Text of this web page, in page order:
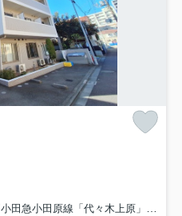
小田急小田原線「代々木上原」駅 徒歩14分